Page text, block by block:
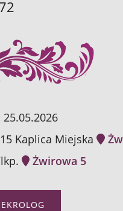
25.05.2026
Kaplica Miejska
Żwirowa 5